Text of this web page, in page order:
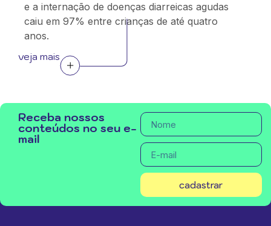
e a internação de doenças diarreicas agudas
caiu em 97% entre crianças de até quatro
anos.
veja mais
Receba nossos
conteúdos no seu e-
mail
cadastrar